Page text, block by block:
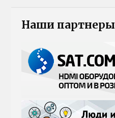
Наши партнеры